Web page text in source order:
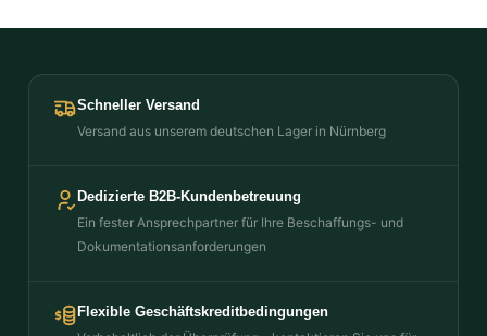
Schneller Versand
Versand aus unserem deutschen Lager in Nürnberg
Dedizierte B2B-Kundenbetreuung
Ein fester Ansprechpartner für Ihre Beschaffungs- und
Dokumentationsanforderungen
Flexible Geschäftskreditbedingungen